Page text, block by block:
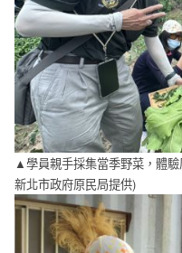
▲學員親手採集當季野菜，體
新北市政府原民局提供)